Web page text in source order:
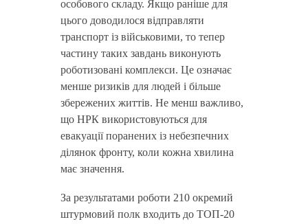
особового складу. Якщо раніше для
цього доводилося відправляти
транспорт із військовими, то тепер
частину таких завдань виконують
роботизовані комплекси. Це означає
менше ризиків для людей і більше
збережених життів. Не менш важливо,
що НРК використовуються для
евакуації поранених із небезпечних
ділянок фронту, коли кожна хвилина
має значення.
За результатами роботи 210 окремий
штурмовий полк входить до ТОП-20